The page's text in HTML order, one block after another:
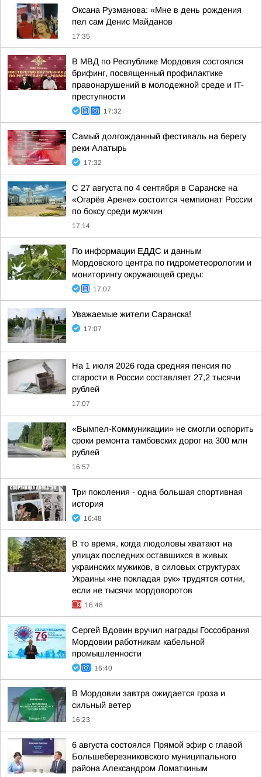
Оксана Рузманова: «Мне в день рождения
пел сам Денис Майданов
17:35
В МВД по Республике Мордовия состоялся
брифинг, посвященный профилактике
правонарушений в молодежной среде и IT-
преступности
17:32
Самый долгожданный фестиваль на берегу
реки Алатырь
17:32
С 27 августа по 4 сентября в Саранске на
«Огарёв Арене» состоится чемпионат России
по боксу среди мужчин
17:14
По информации ЕДДС и данным
Мордовского центра по гидрометеорологии и
мониторингу окружающей среды:
17:07
Уважаемые жители Саранска!
17:07
На 1 июля 2026 года средняя пенсия по
старости в России составляет 27,2 тысячи
рублей
17:07
«Вымпел-Коммуникации» не смогли оспорить
сроки ремонта тамбовских дорог на 300 млн
рублей
16:57
Три поколения - одна большая спортивная
история
16:48
В то время, когда людоловы хватают на
улицах последних оставшихся в живых
украинских мужиков, в силовых структурах
Украины «не покладая рук» трудятся сотни,
если не тысячи мордоворотов
16:48
Сергей Вдовин вручил награды Госсобрания
Мордовии работникам кабельной
промышленности
16:40
В Мордовии завтра ожидается гроза и
сильный ветер
16:23
6 августа состоялся Прямой эфир с главой
Большеберезниковского муниципального
района Александром Ломаткиным